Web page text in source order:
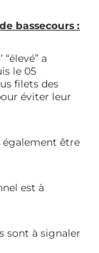
bassecours :
a
le 05
filets des
éviter leur
également être
est à
sont à signaler